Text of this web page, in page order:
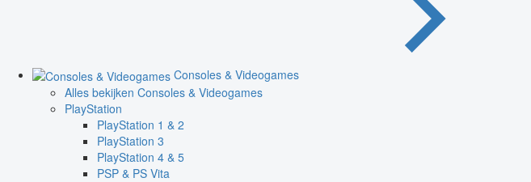
Consoles & Videogames
Alles bekijken Consoles & Videogames
PlayStation
PlayStation 1 & 2
PlayStation 3
PlayStation 4 & 5
PSP & PS Vita